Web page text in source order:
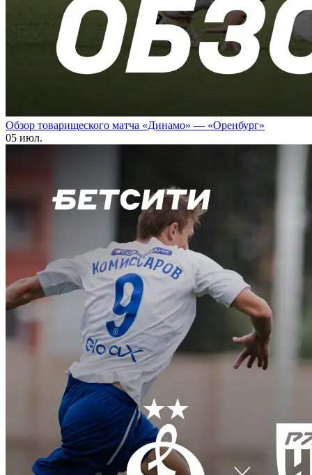
Обзор товарищеского матча «Динамо» — «Оренбург»
05 июл.